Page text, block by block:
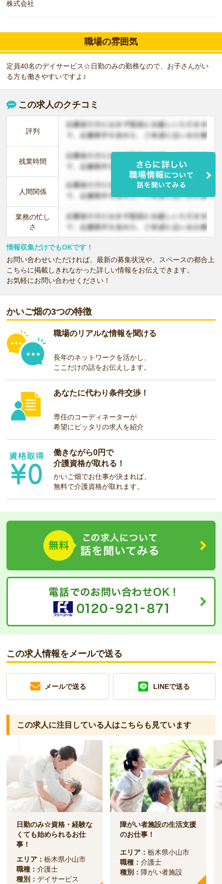
株式会社
職場の雰囲気
定員40名のデイサービス☆日勤のみの勤務なので、お子さんがい
る方も働きやすいですよ♪
この求人のクチコミ
評判
残業時間
人間関係
業務の忙し
さ
情報収集だけでもOKです！
お問い合わせいただければ、最新の募集状況や、スペースの都合上
こちらに掲載しきれなかった詳しい情報をお伝えできます。
お気軽にお問い合わせください！
かいご畑の3つの特徴
職場のリアルな情報を聞ける
長年のネットワークを活かし、
ここだけの話をお伝えします。
あなたに代わり条件交渉！
専任のコーディネーターが
希望にピッタリの求人を紹介
働きながら0円で
介護資格が取れる！
かいご畑でお仕事が決まれば、
無料で介護資格が取れます。
この求人情報をメールで送る
メールで送る LINEで送る
この求人に注目している人はこちらも見ています
日勤のみ☆資格・経験な
くても始められるお仕
事！
エリア：栃木県小山市
職種：介護士
種別：デイサービス
障がい者施設の生活支援
のお仕事！
エリア：栃木県小山市
職種：介護士
種別： 障がい者施設